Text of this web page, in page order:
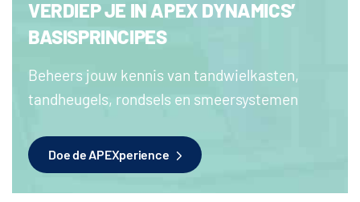
VERDIEP JE IN APEX DYNAMICS’
BASISPRINCIPES
Beheers jouw kennis van tandwielkasten,
tandheugels, rondsels en smeersystemen
Doe de APEXperience